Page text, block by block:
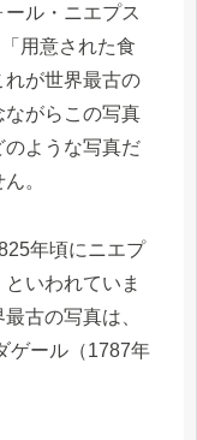
ル・ニエプス
用意された食
が世界最古の
がらこの写真
ような写真だ
。
年頃にニエプ
いわれていま
古の写真は、
ゲール（1787年